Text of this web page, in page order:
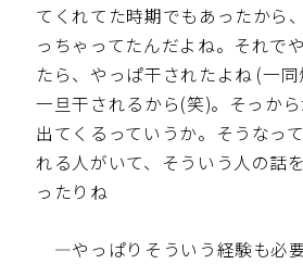
てくれてた時期でもあったから
っちゃってたんだよね。それで
たら、やっぱ干されたよね (一
一旦干されるから(笑)。そっか
出てくるっていうか。そうなっ
れる人がいて、そういう人の話
ったりね
—やっぱりそういう経験も必